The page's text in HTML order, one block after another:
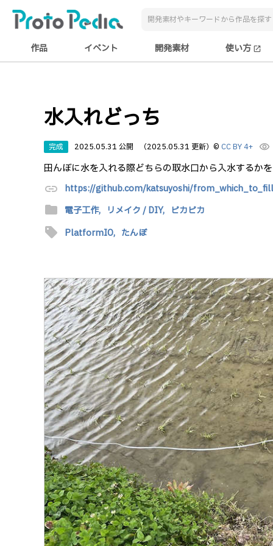
作品 イベント 開発素材 使い方 open_in_new
水入れどっち
完成 2025.05.31 公開 （2025.05.31 更新） © CC BY 4+ visibility
田んぼに水を入れる際どちらの取水口から入水するか
link https://github.com/katsuyoshi/
folder 電子工作, リメイク / DIY, ピカピカ
sell PlatformIO, たんぼ